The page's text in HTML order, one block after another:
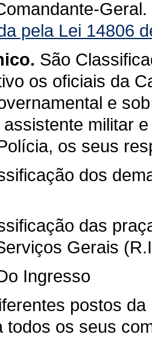
Geral.
pela Lei 14806
São
os oficiais da
e
militar
os seus
dos
das
Gerais
Ingresso
postos
todos os seus